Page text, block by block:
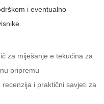
i eventualno
za miješanje e tekućina za
pripremu
i praktični savjeti za